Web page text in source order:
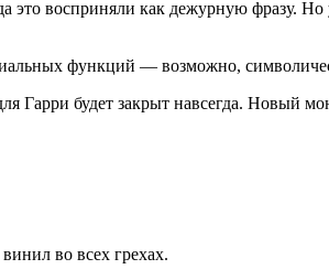
это восприняли как дежурную фразу.
функций — возможно,
Гарри будет закрыт навсегда. Новый
во всех грехах.